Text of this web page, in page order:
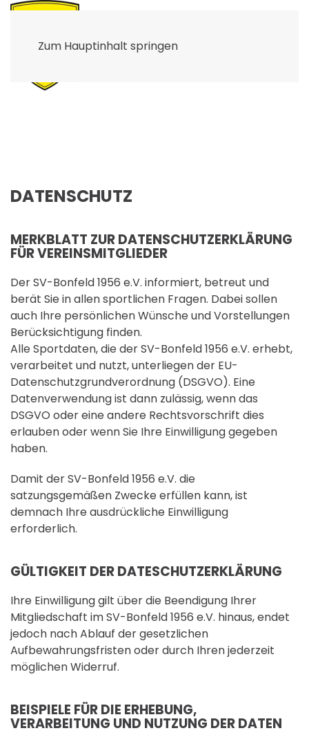
Zum Hauptinhalt springen
DATENSCHUTZ
MERKBLATT ZUR DATENSCHUTZERKLÄRUNG
FÜR VEREINSMITGLIEDER
Der SV-Bonfeld 1956 e.V. informiert, betreut und
berät Sie in allen sportlichen Fragen. Dabei sollen
auch Ihre persönlichen Wünsche und Vorstellungen
Berücksichtigung finden.
Alle Sportdaten, die der SV-Bonfeld 1956 e.V. erhebt,
verarbeitet und nutzt, unterliegen der EU-
Datenschutzgrundverordnung (DSGVO). Eine
Datenverwendung ist dann zulässig, wenn das
DSGVO oder eine andere Rechtsvorschrift dies
erlauben oder wenn Sie Ihre Einwilligung gegeben
haben.
Damit der SV-Bonfeld 1956 e.V. die
satzungsgemäßen Zwecke erfüllen kann, ist
demnach Ihre ausdrückliche Einwilligung
erforderlich.
GÜLTIGKEIT DER DATESCHUTZERKLÄRUNG
Ihre Einwilligung gilt über die Beendigung Ihrer
Mitgliedschaft im SV-Bonfeld 1956 e.V. hinaus, endet
jedoch nach Ablauf der gesetzlichen
Aufbewahrungsfristen oder durch Ihren jederzeit
möglichen Widerruf.
BEISPIELE FÜR DIE ERHEBUNG,
VERARBEITUNG UND NUTZUNG DER DATEN